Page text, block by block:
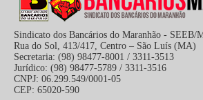
Sindicato dos Bancários do Maranhão - SEEB/
Rua do Sol, 413/417, Centro – São Luís (MA)
Secretaria: (98) 98477-8001 / 3311-3513
Jurídico: (98) 98477-5789 / 3311-3516
CNPJ: 06.299.549/0001-05
CEP: 65020-590